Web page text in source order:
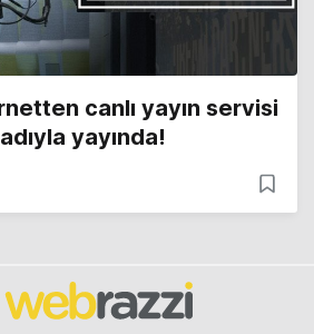
canlı yayın servisi
yayında!